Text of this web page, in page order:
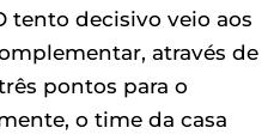
tento decisivo veio aos
através de
pontos para o
o time da casa